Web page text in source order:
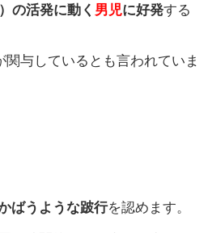
の活発に動く 男児に好発する
関与しているとも言われていま
ばうような跛行を認めます。